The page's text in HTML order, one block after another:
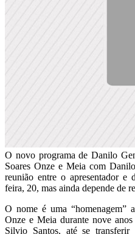
O novo programa de Danilo
Soares Onze e Meia com
reunião entre o apresentador e
feira, 20, mas ainda depende de
O nome é uma “homenagem”
Onze e Meia durante nove
Silvio Santos, até se